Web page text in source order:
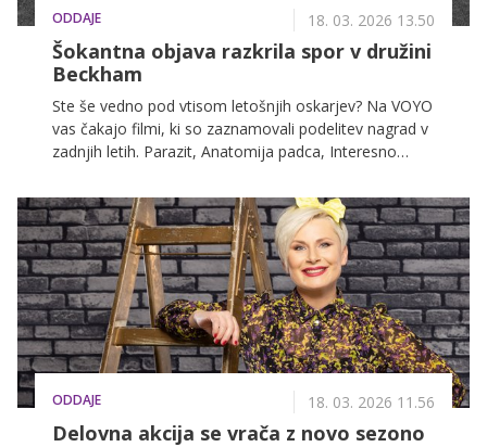
ODDAJE 18. 03. 2026 13.50
Šokantna objava razkrila spor v družini
Beckham
Ste še vedno pod vtisom letošnjih oskarjev? Na VOYO
vas čakajo filmi, ki so zaznamovali podelitev nagrad v
zadnjih letih. Parazit, Anatomija padca, Interesno
Punčka za milijon dolarjev in številni drugi so popolna
izbira za nepozaben filmski večer.
ODDAJE 18. 03. 2026 11.56
Delovna akcija se vrača z novo sezono